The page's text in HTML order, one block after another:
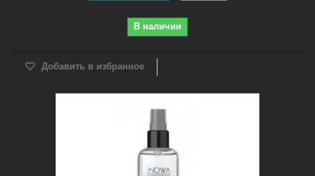
В наличии
Добавить в избранное